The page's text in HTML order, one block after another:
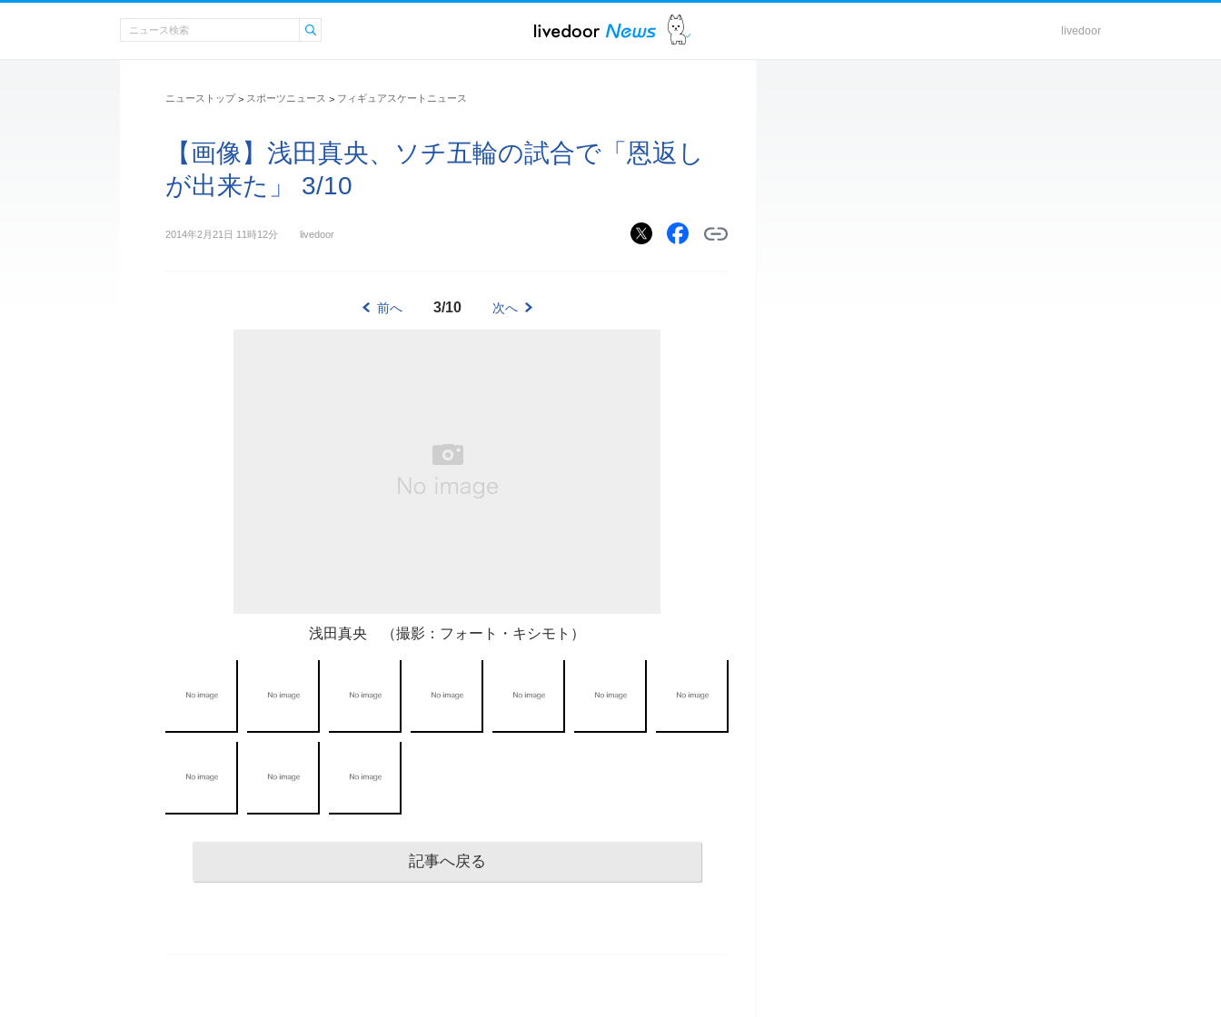
livedoor
ニューストップ > スポーツニュース > フィギュアスケートニュース
【画像】浅田真央、ソチ五輪の試合で「恩返し
が出来た」 3/10
2014年2月21日 11時12分 livedoor
前へ 3/10 次へ
浅田真央 （撮影：フォート・キシモト）
記事へ戻る